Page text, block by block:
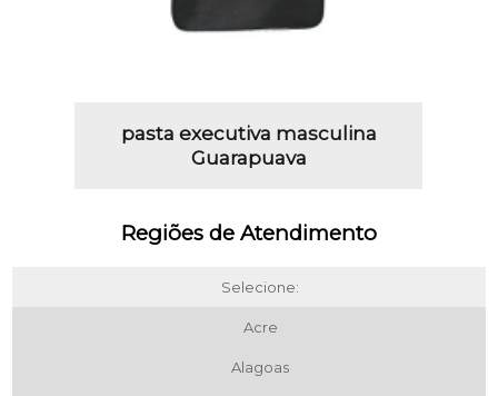
pasta executiva masculina
Guarapuava
Regiões de Atendimento
Selecione:
Acre
Alagoas